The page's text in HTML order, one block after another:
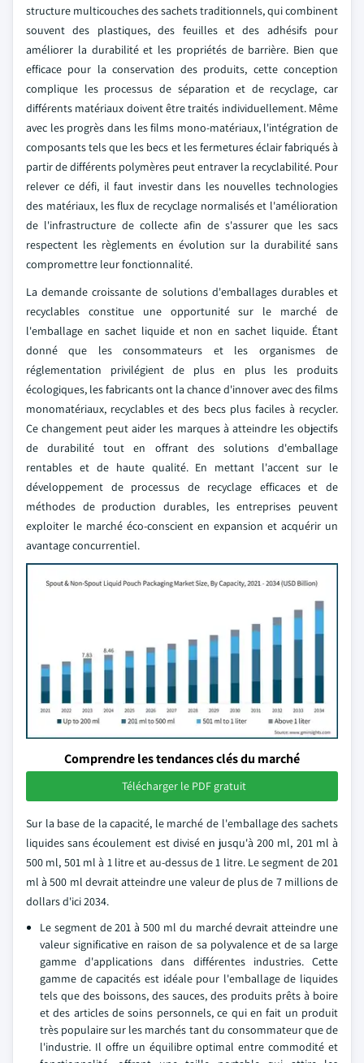
structure multicouches des sachets traditionnels, qui combinent
souvent des plastiques, des feuilles et des adhésifs pour
améliorer la durabilité et les propriétés de barrière. Bien que
efficace pour la conservation des produits, cette conception
complique les processus de séparation et de recyclage, car
différents matériaux doivent être traités individuellement. Même
avec les progrès dans les films mono-matériaux, l'intégration de
composants tels que les becs et les fermetures éclair fabriqués à
partir de différents polymères peut entraver la recyclabilité. Pour
relever ce défi, il faut investir dans les nouvelles technologies
des matériaux, les flux de recyclage normalisés et l'amélioration
de l'infrastructure de collecte afin de s'assurer que les sacs
respectent les règlements en évolution sur la durabilité sans
compromettre leur fonctionnalité.
La demande croissante de solutions d'emballages durables et
recyclables constitue une opportunité sur le marché de
l'emballage en sachet liquide et non en sachet liquide. Étant
donné que les consommateurs et les organismes de
réglementation privilégient de plus en plus les produits
écologiques, les fabricants ont la chance d'innover avec des films
monomatériaux, recyclables et des becs plus faciles à recycler.
Ce changement peut aider les marques à atteindre les objectifs
de durabilité tout en offrant des solutions d'emballage
rentables et de haute qualité. En mettant l'accent sur le
développement de processus de recyclage efficaces et de
méthodes de production durables, les entreprises peuvent
exploiter le marché éco-conscient en expansion et acquérir un
avantage concurrentiel.
Comprendre les tendances clés du marché
Télécharger le PDF gratuit
Sur la base de la capacité, le marché de l'emballage des sachets
liquides sans écoulement est divisé en jusqu'à 200 ml, 201 ml à
500 ml, 501 ml à 1 litre et au-dessus de 1 litre. Le segment de 201
ml à 500 ml devrait atteindre une valeur de plus de 7 millions de
dollars d'ici 2034.
Le segment de 201 à 500 ml du marché devrait atteindre une
valeur significative en raison de sa polyvalence et de sa large
gamme d'applications dans différentes industries. Cette
gamme de capacités est idéale pour l'emballage de liquides
tels que des boissons, des sauces, des produits prêts à boire
et des articles de soins personnels, ce qui en fait un produit
très populaire sur les marchés tant du consommateur que de
l'industrie. Il offre un équilibre optimal entre commodité et